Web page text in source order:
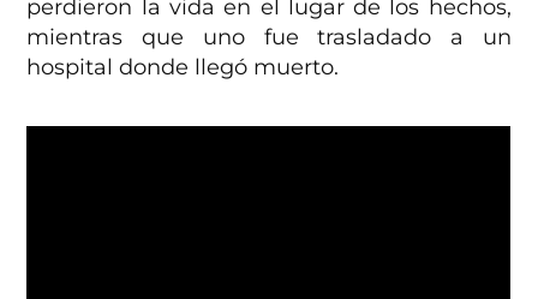
perdieron la vida en el lugar de los hechos,
mientras que uno fue trasladado a un
hospital donde llegó muerto.